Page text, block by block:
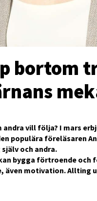
bortom
vill följa? I mars
populära föreläsaren
och andra.
bygga förtroende
även motivation. Allting